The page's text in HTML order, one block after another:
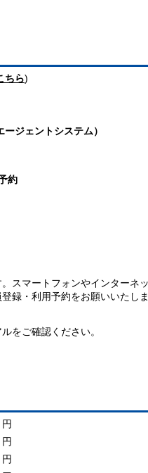
ちら)
ジェントシステム）
約
スマートフォンやインターネ
録・利用予約をお願いいたしま
をご確認ください。